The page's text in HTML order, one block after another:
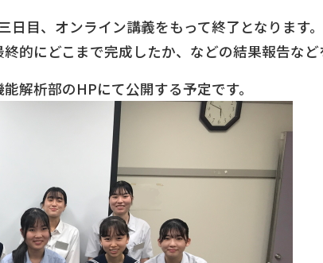
目、オンライン講義をもって終了となります
的にどこまで完成したか、などの結果報告など
解析部のHPにて公開する予定です。